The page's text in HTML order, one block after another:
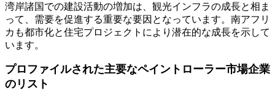
湾岸諸国での建設活動の増加は、観光インフラの成長と相ま
って、需要を促進する重要な要因となっています。南アフリ
カも都市化と住宅プロジェクトにより潜在的な成長を示して
います。
プロファイルされた主要なペイントローラー市場企業
のリスト